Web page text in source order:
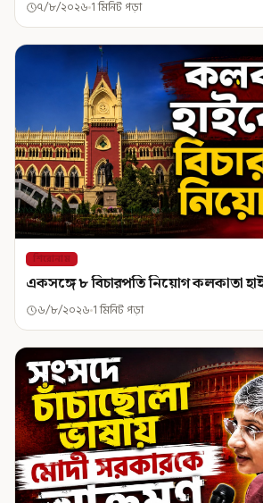
৭/৮/২০২৬ 1 মিনিট পড়া
শিরোনাম
একসঙ্গে ৮ বিচারপতি নিয়োগ কলকাতা
৬/৮/২০২৬ 1 মিনিট পড়া